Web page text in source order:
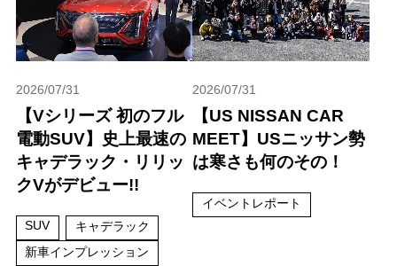
2026/07/31
【Vシリーズ 初のフル
電動SUV】史上最速の
キャデラック・リリッ
クVがデビュー!!
SUV
キャデラック
新車インプレッション
2026/07/31
【US NISSAN CAR
MEET】USニッサン勢
は寒さも何のその！
イベントレポート